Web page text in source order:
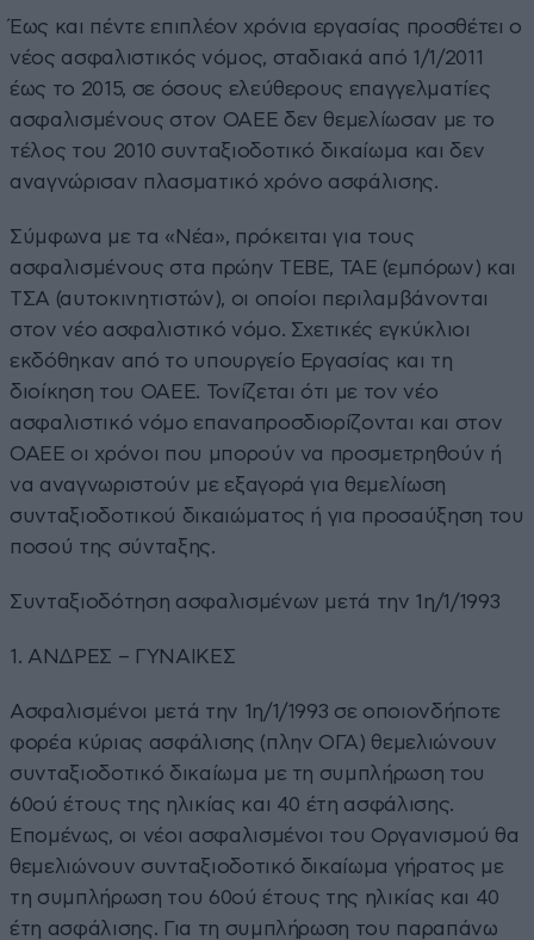
Έως και πέντε επιπλέον χρόνια εργασίας προσθέτει ο
νέος ασφαλιστικός νόµος, σταδιακά από 1/1/2011
έως το 2015, σε όσους ελεύθερους επαγγελµατίες
ασφαλισµένους στον ΟΑΕΕ δεν θεµελίωσαν µε το
τέλος του 2010 συνταξιοδοτικό δικαίωµα και δεν
αναγνώρισαν πλασµατικό χρόνο ασφάλισης.
Σύμφωνα με τα «Νέα», πρόκειται για τους
ασφαλισµένους στα πρώην ΤΕΒΕ, ΤΑΕ (εµπόρων) και
ΤΣΑ (αυτοκινητιστών), οι οποίοι περιλαµβάνονται
στον νέο ασφαλιστικό νόµο. Σχετικές εγκύκλιοι
εκδόθηκαν από το υπουργείο Εργασίας και τη
διοίκηση του ΟΑΕΕ. Τονίζεται ότι µε τον νέο
ασφαλιστικό νόµο επαναπροσδιορίζονται και στον
ΟΑΕΕ οι χρόνοι που µπορούν να προσµετρηθούν ή
να αναγνωριστούν µε εξαγορά για θεµελίωση
συνταξιοδοτικού δικαιώµατος ή για προσαύξηση του
ποσού της σύνταξης.
Συνταξιοδότηση ασφαλισµένων µετά την 1η/1/1993
1. ΑΝΔΡΕΣ – ΓΥΝΑΙΚΕΣ
Ασφαλισµένοι µετά την 1η/1/1993 σε οποιονδήποτε
φορέα κύριας ασφάλισης (πλην ΟΓΑ) θεµελιώνουν
συνταξιοδοτικό δικαίωµα µε τη συµπλήρωση του
60ού έτους της ηλικίας και 40 έτη ασφάλισης.
Εποµένως, οι νέοι ασφαλισµένοι του Οργανισµού θα
θεµελιώνουν συνταξιοδοτικό δικαίωµα γήρατος µε
τη συµπλήρωση του 60ού έτους της ηλικίας και 40
έτη ασφάλισης. Για τη συµπλήρωση του παραπάνω